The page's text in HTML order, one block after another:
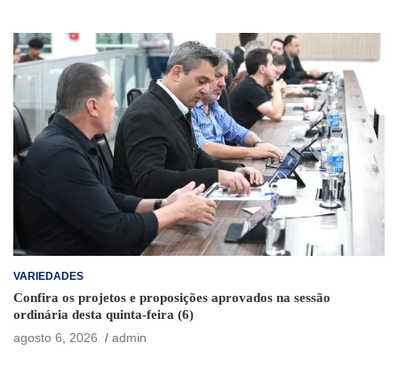
VARIEDADES
Confira os projetos e proposições aprovados na sessão
ordinária desta quinta-feira (6)
agosto 6, 2026
admin